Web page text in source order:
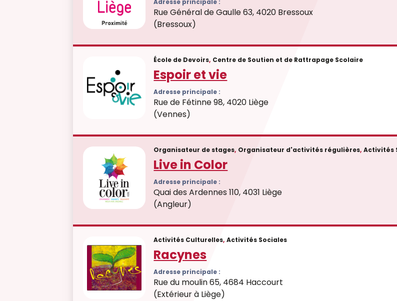
Adresse principale :
Rue Général de Gaulle 63, 4020 Bressoux
(Bressoux)
École de Devoirs, Centre de Soutien et de Rattrapage Scolaire
Espoir et vie
Adresse principale :
Rue de Fétinne 98, 4020 Liège
(Vennes)
Organisateur de stages, Organisateur d'activités régulières, Activités
Live in Color
Adresse principale :
Quai des Ardennes 110, 4031 Liège
(Angleur)
Activités Culturelles, Activités Sociales
Racynes
Adresse principale :
Rue du moulin 65, 4684 Haccourt
(Extérieur à Liège)